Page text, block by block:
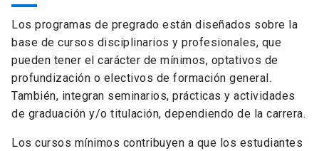
Los programas de pregrado están diseñados sobre la
base de cursos disciplinarios y profesionales, que
pueden tener el carácter de mínimos, optativos de
profundización o electivos de formación general.
También, integran seminarios, prácticas y actividades
de graduación y/o titulación, dependiendo de la carrera.
Los cursos mínimos contribuyen a que los estudiantes